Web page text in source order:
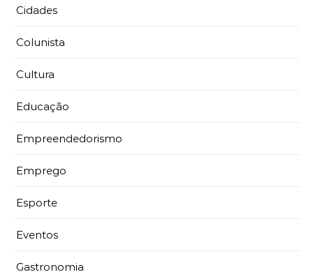
Cidades
Colunista
Cultura
Educação
Empreendedorismo
Emprego
Esporte
Eventos
Gastronomia